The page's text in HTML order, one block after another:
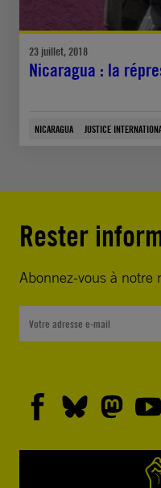
23 juillet, 2018
Nicaragua : la
NICARAGUA JUSTICE
Rester
Abonnez-vous à notre